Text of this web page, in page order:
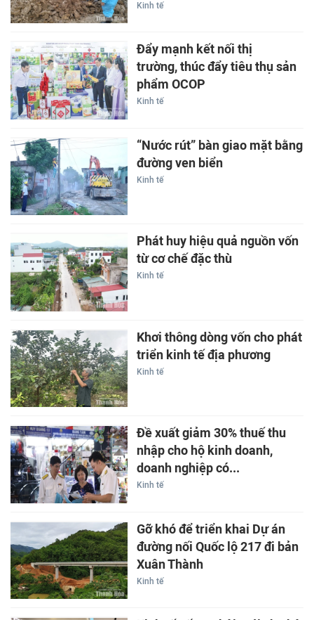
Kinh tế
Đẩy mạnh kết nối thị
trường, thúc đẩy tiêu thụ sản
phẩm OCOP
Kinh tế
“Nước rút” bàn giao mặt bằng
đường ven biển
Kinh tế
Phát huy hiệu quả nguồn vốn
từ cơ chế đặc thù
Kinh tế
Khơi thông dòng vốn cho phát
triển kinh tế địa phương
Kinh tế
Đề xuất giảm 30% thuế thu
nhập cho hộ kinh doanh,
doanh nghiệp có...
Kinh tế
Gỡ khó để triển khai Dự án
đường nối Quốc lộ 217 đi bản
Xuân Thành
Kinh tế